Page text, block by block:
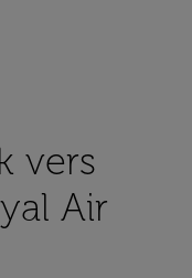
vers
Air